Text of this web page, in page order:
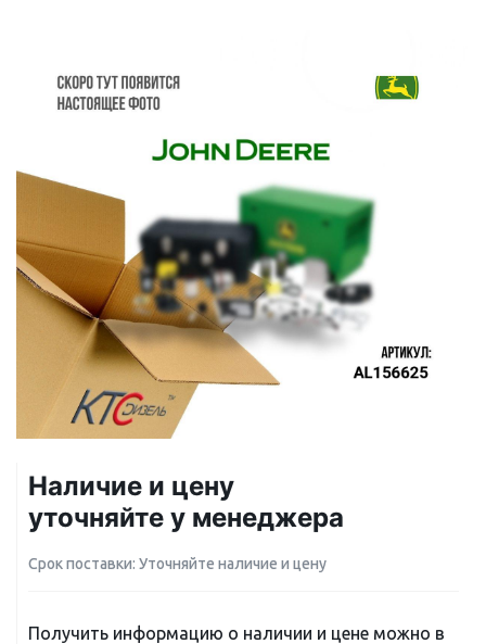
Наличие и цену
уточняйте у менеджера
Срок поставки: Уточняйте наличие и цену
Получить информацию о наличии и цене можно в